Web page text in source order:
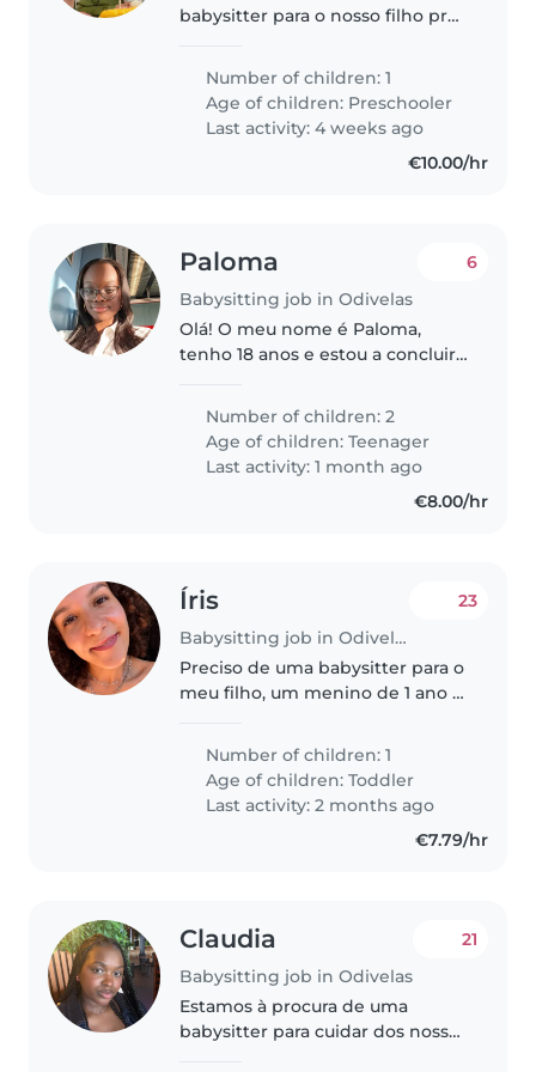
babysitter para o nosso filho pré-
engraçado e desportivo.
Preferimos alguém com
experiência em lidar com
crianças com autismo. Estamos..
Number of children: 1
Age of children: Preschooler
Last activity: 4 weeks ago
€10.00/hr
Paloma
Babysitting job in Odivelas
6
Olá! O meu nome é Paloma,
tenho 18 anos e estou a concluir
experiência com crianças através
de um estágio de 1 mês numa
sala com crianças dos 2 aos..
Number of children: 2
Age of children:Teenager
Last activity: 1 month ago
€8.00/hr
Íris
Babysitting job in Odivelas
23
Preciso de uma babysitter para o
meu filho, um menino de 1 ano e
curioso. Gostaríamos que a
babysitter viesse à nossa casa.
Necessito apenas para dias..
Number of children: 1
Age of children:Toddler
Last activity: 2 months ago
€7.79/hr
Claudia
Babysitting job in Odivelas
21
Estamos à procura de uma
babysitter para cuidar dos nossos